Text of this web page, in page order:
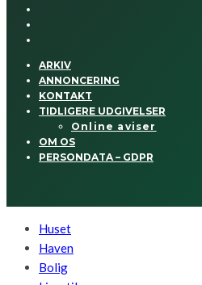
ARKIV
ANNONCERING
KONTAKT
TIDLIGERE UDGIVELSER
Online aviser
OM OS
PERSONDATA – GDPR
Huset
Haven
Bolig